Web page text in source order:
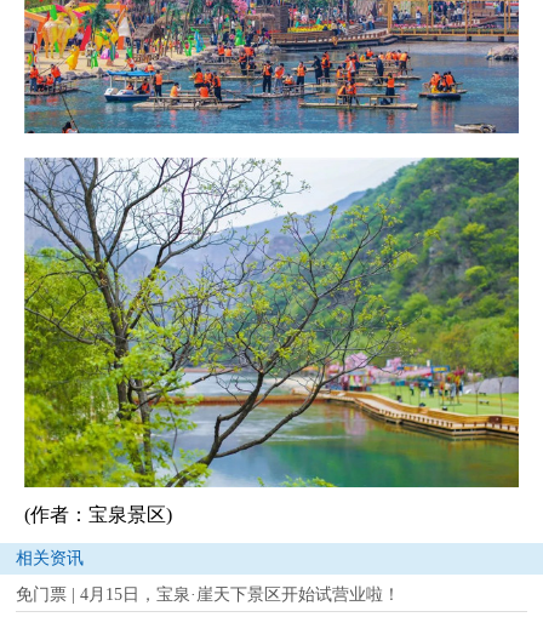
(作者：宝泉景区)
相关资讯
免门票 | 4月15日，宝泉·崖天下景区开始试营业啦！